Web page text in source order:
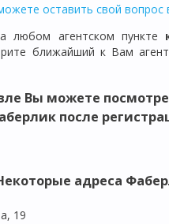
оставить свой вопрос
любом агентском пункте
ближайший к Вам
Вы можете
после
адреса
19